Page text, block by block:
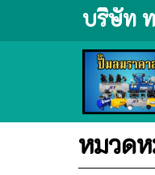
บริษัท
หมวด